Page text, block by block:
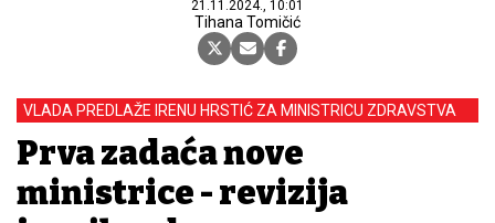
21.11.2024., 10:01
Tihana Tomičić
VLADA PREDLAŽE IRENU HRSTIĆ ZA MINISTRICU ZDRAVSTVA
Prva zadaća nove
ministrice - revizija